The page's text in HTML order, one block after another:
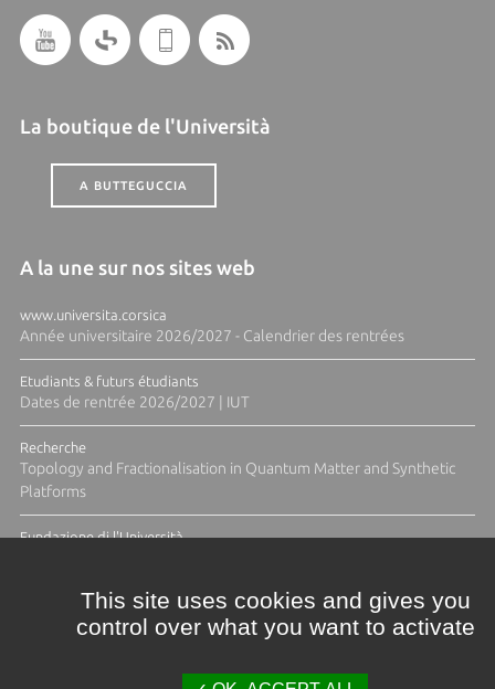
La boutique de l'Università
A BUTTEGUCCIA
A la une sur nos sites web
www.universita.corsica
Année universitaire 2026/2027 - Calendrier des rentrées
Etudiants & futurs étudiants
Dates de rentrée 2026/2027 | IUT
Recherche
Topology and Fractionalisation in Quantum Matter and Synthetic
Platforms
Fundazione di l'Università
This site uses cookies and gives you
control over what you want to activate